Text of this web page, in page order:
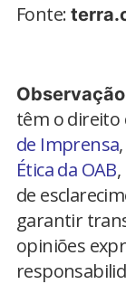
Fonte:
têm o direito
de Imprensa
Ética da OAB
de
garantir
opiniões